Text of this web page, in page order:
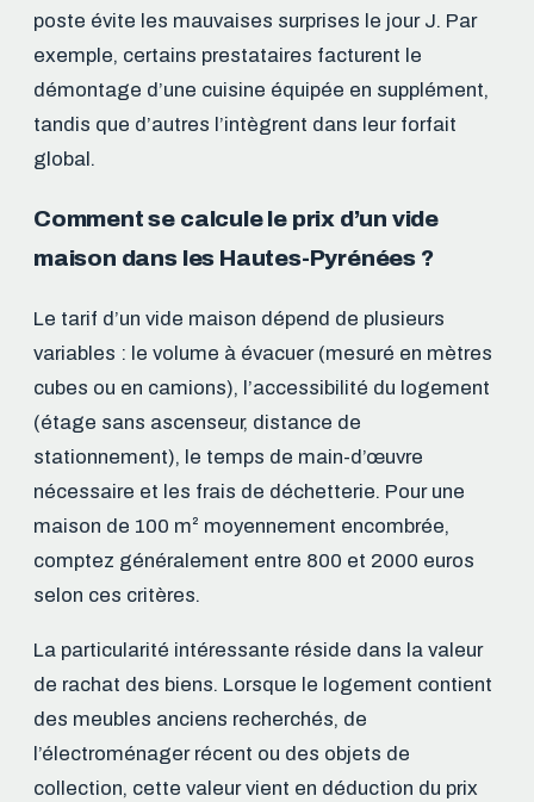
poste évite les mauvaises surprises le jour J. Par
exemple, certains prestataires facturent le
démontage d’une cuisine équipée en supplément,
tandis que d’autres l’intègrent dans leur forfait
global.
Comment se calcule le prix d’un vide
maison dans les Hautes-Pyrénées ?
Le tarif d’un vide maison dépend de plusieurs
variables : le volume à évacuer (mesuré en mètres
cubes ou en camions), l’accessibilité du logement
(étage sans ascenseur, distance de
stationnement), le temps de main-d’œuvre
nécessaire et les frais de déchetterie. Pour une
maison de 100 m² moyennement encombrée,
comptez généralement entre 800 et 2000 euros
selon ces critères.
La particularité intéressante réside dans la valeur
de rachat des biens. Lorsque le logement contient
des meubles anciens recherchés, de
l’électroménager récent ou des objets de
collection, cette valeur vient en déduction du prix